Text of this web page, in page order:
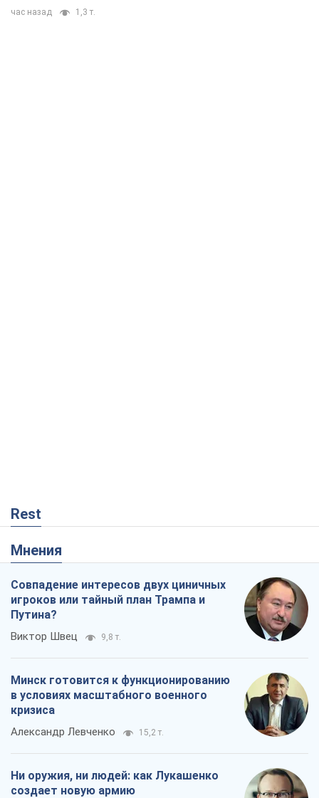
час назад 1,3 т.
Rest
Мнения
Совпадение интересов двух циничных
игроков или тайный план Трампа и
Путина?
Виктор Швец 9,8 т.
Минск готовится к функционированию
в условиях масштабного военного
кризиса
Александр Левченко 15,2 т.
Ни оружия, ни людей: как Лукашенко
создает новую армию